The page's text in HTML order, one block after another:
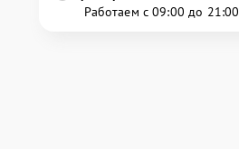
Работаем с 09:00 до 21:00